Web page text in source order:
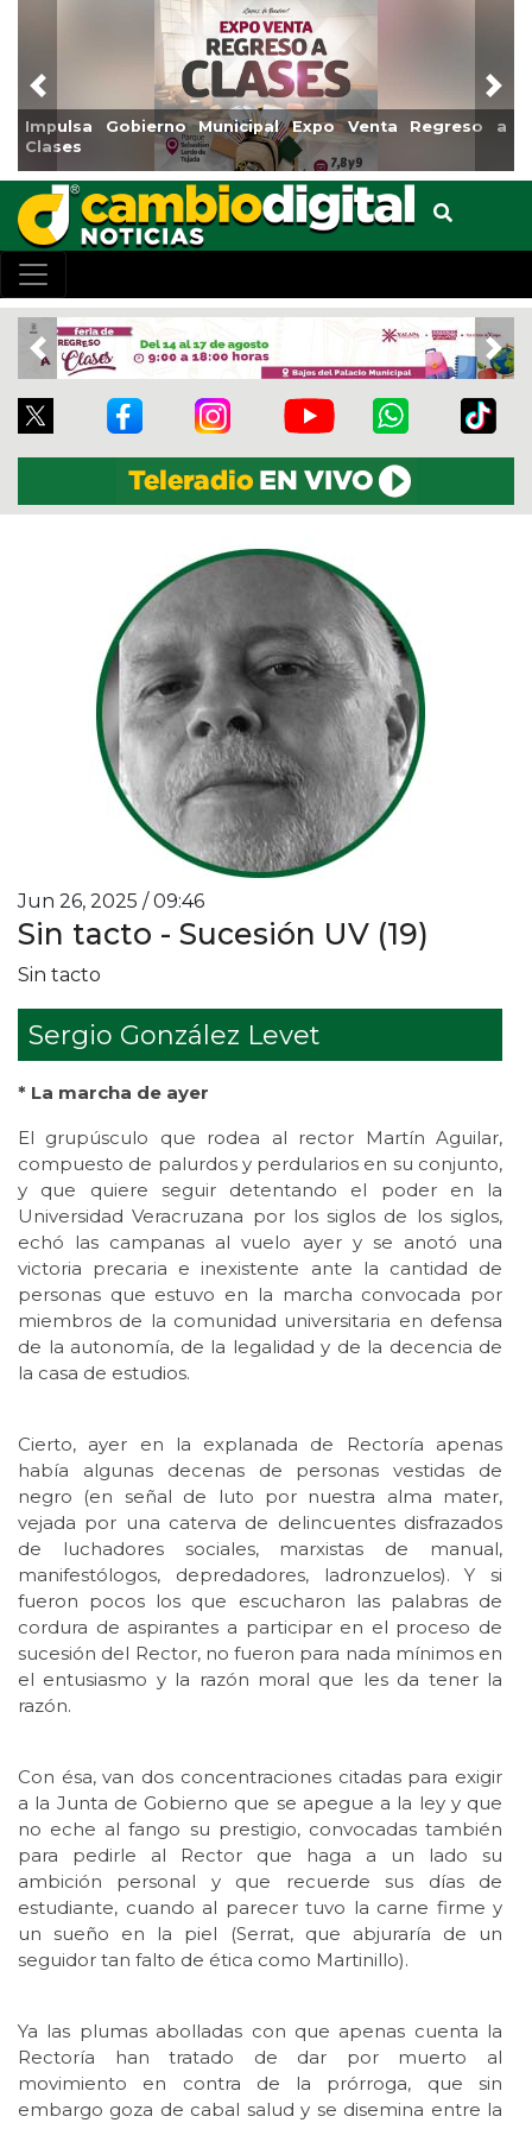
Impulsa Gobierno Municipal Expo Venta Regreso a
Clases
Previous
Previous
Jun 26, 2025 / 09:46
Sin tacto - Sucesión UV (19)
Sin tacto
Sergio González Levet
* La marcha de ayer
El grupúsculo que rodea al rector Martín Aguilar,
compuesto de palurdos y perdularios en su conjunto,
y que quiere seguir detentando el poder en la
Universidad Veracruzana por los siglos de los siglos,
echó las campanas al vuelo ayer y se anotó una
victoria precaria e inexistente ante la cantidad de
personas que estuvo en la marcha convocada por
miembros de la comunidad universitaria en defensa
de la autonomía, de la legalidad y de la decencia de
la casa de estudios.
Cierto, ayer en la explanada de Rectoría apenas
había algunas decenas de personas vestidas de
negro (en señal de luto por nuestra alma mater,
vejada por una caterva de delincuentes disfrazados
de luchadores sociales, marxistas de manual,
manifestólogos, depredadores, ladronzuelos). Y si
fueron pocos los que escucharon las palabras de
cordura de aspirantes a participar en el proceso de
sucesión del Rector, no fueron para nada mínimos en
el entusiasmo y la razón moral que les da tener la
razón.
Con ésa, van dos concentraciones citadas para exigir
a la Junta de Gobierno que se apegue a la ley y que
no eche al fango su prestigio, convocadas también
para pedirle al Rector que haga a un lado su
ambición personal y que recuerde sus días de
estudiante, cuando al parecer tuvo la carne firme y
un sueño en la piel (Serrat, que abjuraría de un
seguidor tan falto de ética como Martinillo).
Ya las plumas abolladas con que apenas cuenta la
Rectoría han tratado de dar por muerto al
movimiento en contra de la prórroga, que sin
embargo goza de cabal salud y se disemina entre la